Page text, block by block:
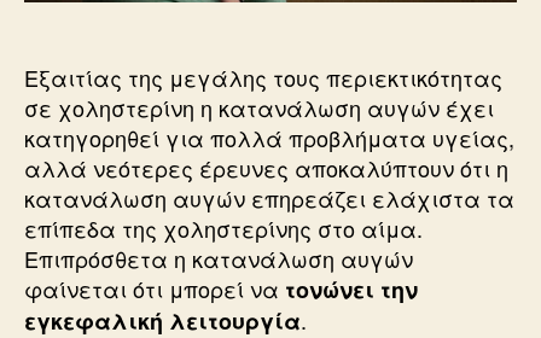
Εξαιτίας της μεγάλης τους περιεκτικότητας
σε χοληστερίνη η κατανάλωση αυγών έχει
κατηγορηθεί για πολλά προβλήματα υγείας,
αλλά νεότερες έρευνες αποκαλύπτουν ότι η
κατανάλωση αυγών επηρεάζει ελάχιστα τα
επίπεδα της χοληστερίνης στο αίμα.
Επιπρόσθετα η κατανάλωση αυγών
φαίνεται ότι μπορεί να τονώνει την
εγκεφαλική λειτουργία.